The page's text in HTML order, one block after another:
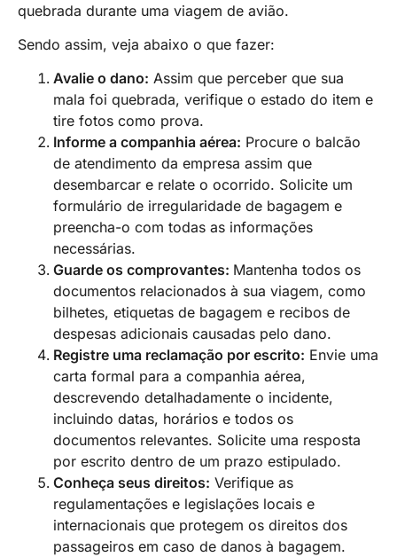
quebrada durante uma viagem de avião.
Sendo assim, veja abaixo o que fazer:
Avalie o dano: Assim que perceber que sua
mala foi quebrada, verifique o estado do item e
tire fotos como prova.
Informe a companhia aérea: Procure o balcão
de atendimento da empresa assim que
desembarcar e relate o ocorrido. Solicite um
formulário de irregularidade de bagagem e
preencha-o com todas as informações
necessárias.
Guarde os comprovantes: Mantenha todos os
documentos relacionados à sua viagem, como
bilhetes, etiquetas de bagagem e recibos de
despesas adicionais causadas pelo dano.
Registre uma reclamação por escrito: Envie uma
carta formal para a companhia aérea,
descrevendo detalhadamente o incidente,
incluindo datas, horários e todos os
documentos relevantes. Solicite uma resposta
por escrito dentro de um prazo estipulado.
Conheça seus direitos: Verifique as
regulamentações e legislações locais e
internacionais que protegem os direitos dos
passageiros em caso de danos à bagagem.